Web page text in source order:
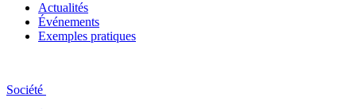
Actualités
Événements
Exemples pratiques
Société